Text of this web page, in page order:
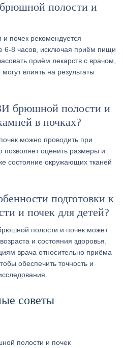
полости и
почек рекомендуется
6-8 часов, исключая приём пищи
приём лекарств с врачом,
влиять на результаты
брюшной полости и
в почках?
можно проводить при
позволяет оценить размеры и
состояние окружающих тканей
подготовки к
и почек для детей?
полости и почек может
и состояния здоровья.
врача относительно приёма
обеспечить точность и
советы
полости и почек